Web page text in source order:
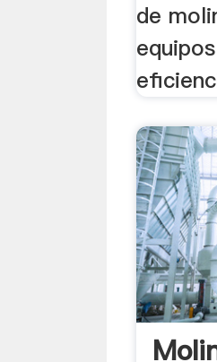
de